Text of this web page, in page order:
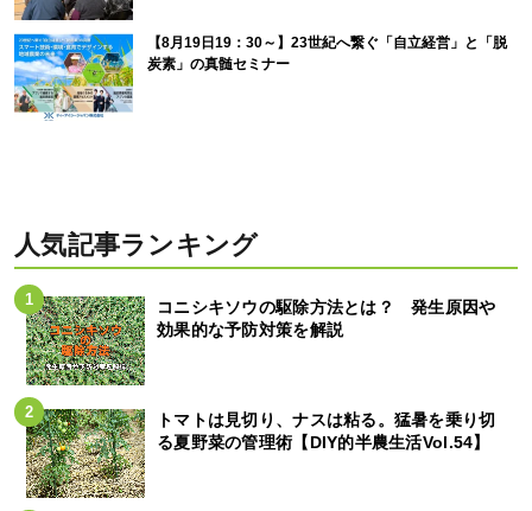
【8月19日19：30～】23世紀へ繋ぐ「自立経営」と「脱
炭素」の真髄セミナー
人気記事ランキング
コニシキソウの駆除方法とは？ 発生原因や
効果的な予防対策を解説
トマトは見切り、ナスは粘る。猛暑を乗り切
る夏野菜の管理術【DIY的半農生活Vol.54】